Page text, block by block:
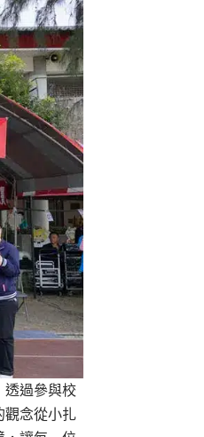
透過參與校
觀念從小扎